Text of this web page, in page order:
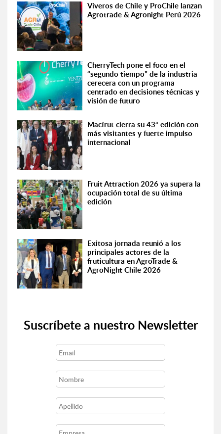
Viveros de Chile y ProChile lanzan
Agrotrade & Agronight Perú 2026
CherryTech pone el foco en el
“segundo tiempo” de la industria
cerecera con un programa
centrado en decisiones técnicas y
visión de futuro
Macfrut cierra su 43ª edición con
más visitantes y fuerte impulso
internacional
Fruit Attraction 2026 ya supera la
ocupación total de su última
edición
Exitosa jornada reunió a los
principales actores de la
fruticultura en AgroTrade &
AgroNight Chile 2026
Suscríbete a nuestro Newsletter